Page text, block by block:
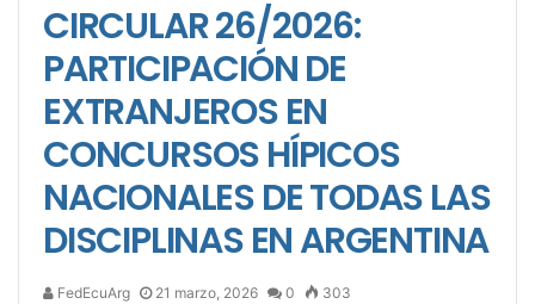
CIRCULAR 26/2026:
PARTICIPACIÓN DE
EXTRANJEROS EN
CONCURSOS HÍPICOS
NACIONALES DE TODAS LAS
DISCIPLINAS EN ARGENTINA
FedEcuArg 21 marzo, 2026 0 303